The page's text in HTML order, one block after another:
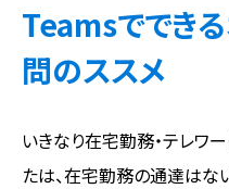
Teamsででき
問のススメ
いきなり在宅勤務・テレワ
たは、在宅勤務の通達はな